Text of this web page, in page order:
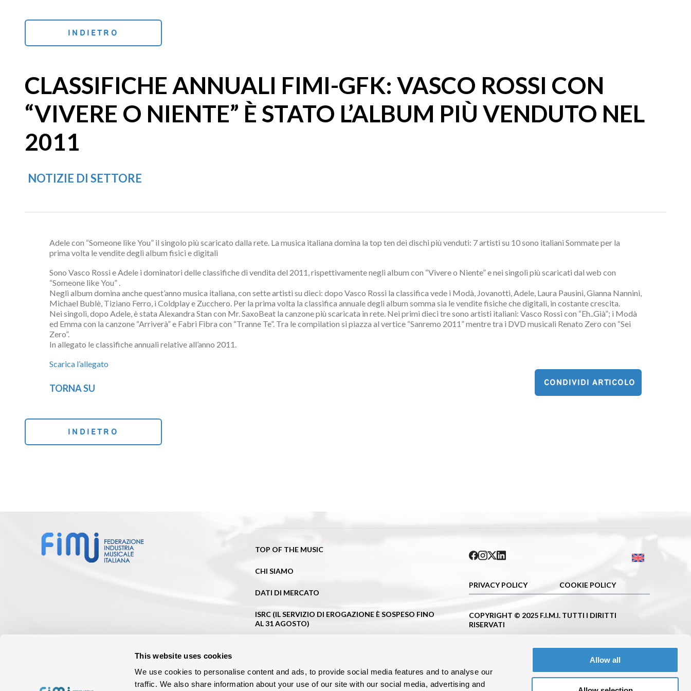
This website uses cookies
We use cookies to personalise content and ads, to provide social media features and to analyse our
traffic. We also share information about your use of our site with our social media, advertising and
Allow all
INDIETRO
CLASSIFICHE ANNUALI FIMI-GFK: VASCO ROSSI CON
“VIVERE O NIENTE” È STATO L’ALBUM PIÙ VENDUTO NEL
2011
NOTIZIE DI SETTORE
Adele con “Someone like You” il singolo più scaricato dalla rete. La musica italiana domina la top ten dei dischi più venduti: 7 artisti su 10 sono italiani Sommate per la
prima volta le vendite degli album fisici e digitali
Sono Vasco Rossi e Adele i dominatori delle classifiche di vendita del 2011, rispettivamente negli album con “Vivere o Niente” e nei singoli più scaricati dal web con
“Someone like You” .
Negli album domina anche quest’anno musica italiana, con sette artisti su dieci: dopo Vasco Rossi la classifica vede i Modà, Jovanotti, Adele, Laura Pausini, Gianna Nannini,
Michael Bublè, Tiziano Ferro, i Coldplay e Zucchero. Per la prima volta la classifica annuale degli album somma sia le vendite fisiche che digitali, in costante crescita.
Nei singoli, dopo Adele, è stata Alexandra Stan con Mr. SaxoBeat la canzone più scaricata in rete. Nei primi dieci tre sono artisti italiani: Vasco Rossi con “Eh..Già”; i Modà
ed Emma con la canzone “Arriverà” e Fabri Fibra con “Tranne Te”. Tra le compilation si piazza al vertice “Sanremo 2011” mentre tra i DVD musicali Renato Zero con “Sei
Zero”.
In allegato le classifiche annuali relative all’anno 2011.
Scarica l’allegato
TORNA SU
CONDIVIDI ARTICOLO
INDIETRO
TOP OF THE MUSIC
CHI SIAMO
DATI DI MERCATO
ISRC (IL SERVIZIO DI EROGAZIONE È SOSPESO FINO
AL 31 AGOSTO)
CONTATTI
PRIVACY POLICY COOKIE POLICY
COPYRIGHT © 2025 F.I.M.I. TUTTI I DIRITTI
RISERVATI
C. F.10695620152 P.IVA 08288100962